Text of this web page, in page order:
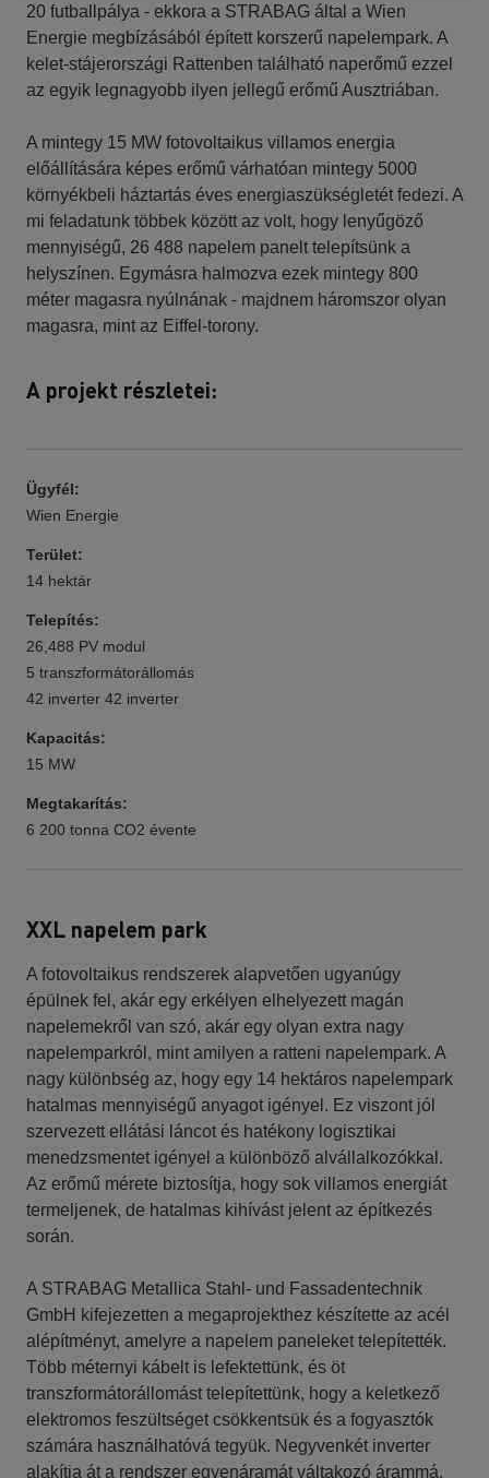
20 futballpálya - ekkora a STRABAG által a Wien
Energie megbízásából épített korszerű napelempark. A
kelet-stájerországi Rattenben található naperőmű ezzel
az egyik legnagyobb ilyen jellegű erőmű Ausztriában.
A mintegy 15 MW fotovoltaikus villamos energia
előállítására képes erőmű várhatóan mintegy 5000
környékbeli háztartás éves energiaszükségletét fedezi. A
mi feladatunk többek között az volt, hogy lenyűgöző
mennyiségű, 26 488 napelem panelt telepítsünk a
helyszínen. Egymásra halmozva ezek mintegy 800
méter magasra nyúlnának - majdnem háromszor olyan
magasra, mint az Eiffel-torony.
A projekt részletei:
Ügyfél:
Wien Energie
Terület:
14 hektár
Telepítés:
26,488 PV modul
5 transzformátorállomás
42 inverter 42 inverter
Kapacitás:
15 MW
Megtakarítás:
6 200 tonna CO2 évente
XXL napelem park
A fotovoltaikus rendszerek alapvetően ugyanúgy
épülnek fel, akár egy erkélyen elhelyezett magán
napelemekről van szó, akár egy olyan extra nagy
napelemparkról, mint amilyen a ratteni napelempark. A
nagy különbség az, hogy egy 14 hektáros napelempark
hatalmas mennyiségű anyagot igényel. Ez viszont jól
szervezett ellátási láncot és hatékony logisztikai
menedzsmentet igényel a különböző alvállalkozókkal.
Az erőmű mérete biztosítja, hogy sok villamos energiát
termeljenek, de hatalmas kihívást jelent az építkezés
során.
A STRABAG Metallica Stahl- und Fassadentechnik
GmbH kifejezetten a megaprojekthez készítette az acél
alépítményt, amelyre a napelem paneleket telepítették.
Több méternyi kábelt is lefektettünk, és öt
transzformátorállomást telepítettünk, hogy a keletkező
elektromos feszültséget csökkentsük és a fogyasztók
számára használhatóvá tegyük. Negyvenkét inverter
alakítja át a rendszer egyenáramát váltakozó árammá,